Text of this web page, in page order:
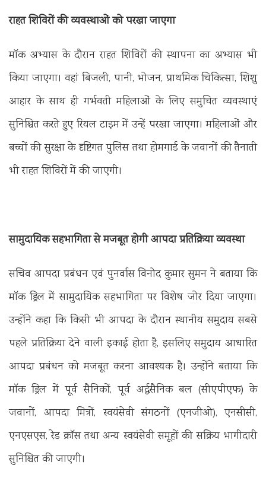
राहत शिविरों की व्यवस्थाओं को परखा जाएगा
माॅक अभ्यास के दौरान राहत शिविरों की स्थापना का अभ्यास भी
किया जाएगा। वहां बिजली, पानी, भोजन, प्राथमिक चिकित्सा, शिशु
आहार के साथ ही गर्भवती महिलाओं के लिए समुचित व्यवस्थाएं
सुनिश्चित करते हुए रियल टाइम में उन्हें परखा जाएगा। महिलाओं और
बच्चों की सुरक्षा के दृष्टिगत पुलिस तथा होमगार्ड के जवानों की तैनाती
भी राहत शिविरों में की जाएगी।
सामुदायिक सहभागिता से मजबूत होगी आपदा प्रतिक्रिया व्यवस्था
सचिव आपदा प्रबंधन एवं पुनर्वास विनोद कुमार सुमन ने बताया कि
मॉक ड्रिल में सामुदायिक सहभागिता पर विशेष जोर दिया जाएगा।
उन्होंने कहा कि किसी भी आपदा के दौरान स्थानीय समुदाय सबसे
पहले प्रतिक्रिया देने वाली इकाई होता है, इसलिए समुदाय आधारित
आपदा प्रबंधन को मजबूत करना आवश्यक है। उन्होंने बताया कि
मॉक ड्रिल में पूर्व सैनिकों, पूर्व अर्द्धसैनिक बल (सीएपीएफ) के
जवानों, आपदा मित्रों, स्वयंसेवी संगठनों (एनजीओ), एनसीसी,
एनएसएस, रेड क्रॉस तथा अन्य स्वयंसेवी समूहों की सक्रिय भागीदारी
सुनिश्चित की जाएगी।